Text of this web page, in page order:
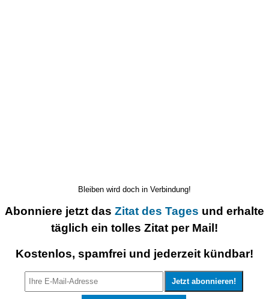
Bleiben wird doch in Verbindung!
Abonniere jetzt das Zitat des Tages und erhalte
täglich ein tolles Zitat per Mail!
Kostenlos, spamfrei und jederzeit kündbar!